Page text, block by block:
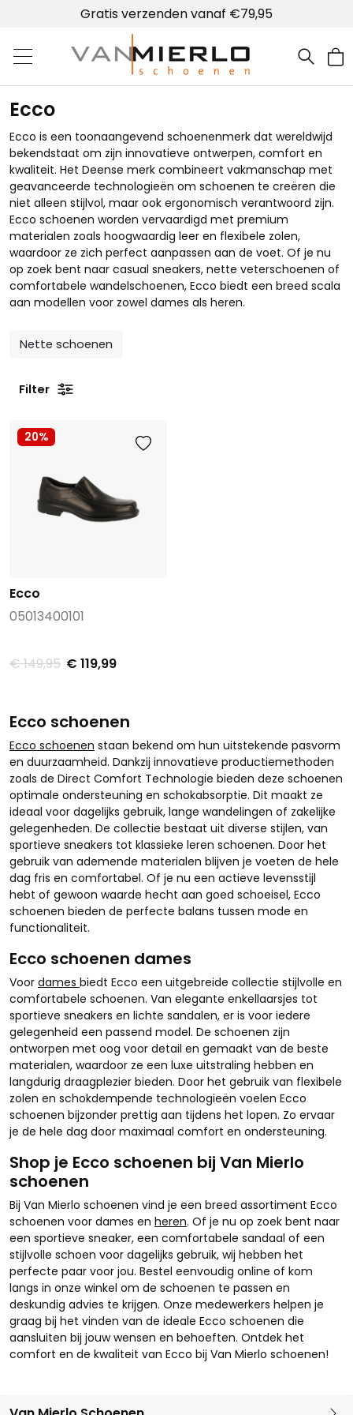
Gratis verzenden vanaf €79,95
Home | Van Mierlo schoenen
Ecco
Ecco is een toonaangevend schoenenmerk dat wereldwijd
bekendstaat om zijn innovatieve ontwerpen, comfort en
kwaliteit. Het Deense merk combineert vakmanschap met
geavanceerde technologieën om schoenen te creëren die
niet alleen stijlvol, maar ook ergonomisch verantwoord zijn.
Ecco schoenen worden vervaardigd met premium
materialen zoals hoogwaardig leer en flexibele zolen,
waardoor ze zich perfect aanpassen aan de voet. Of je nu
op zoek bent naar casual sneakers, nette veterschoenen of
comfortabele wandelschoenen, Ecco biedt een breed scala
aan modellen voor zowel dames als heren.
Nette schoenen
Filter
20%
Ecco
05013400101
€ 149,95 € 119,99
Ecco schoenen
Ecco schoenen staan bekend om hun uitstekende pasvorm
en duurzaamheid. Dankzij innovatieve productiemethoden
zoals de Direct Comfort Technologie bieden deze schoenen
optimale ondersteuning en schokabsorptie. Dit maakt ze
ideaal voor dagelijks gebruik, lange wandelingen of zakelijke
gelegenheden. De collectie bestaat uit diverse stijlen, van
sportieve sneakers tot klassieke leren schoenen. Door het
gebruik van ademende materialen blijven je voeten de hele
dag fris en comfortabel. Of je nu een actieve levensstijl
hebt of gewoon waarde hecht aan goed schoeisel, Ecco
schoenen bieden de perfecte balans tussen mode en
functionaliteit.
Ecco schoenen dames
Voor dames biedt Ecco een uitgebreide collectie stijlvolle en
comfortabele schoenen. Van elegante enkellaarsjes tot
sportieve sneakers en lichte sandalen, er is voor iedere
gelegenheid een passend model. De schoenen zijn
ontworpen met oog voor detail en gemaakt van de beste
materialen, waardoor ze een luxe uitstraling hebben en
langdurig draagplezier bieden. Door het gebruik van flexibele
zolen en schokdempende technologieën voelen Ecco
schoenen bijzonder prettig aan tijdens het lopen. Zo ervaar
je de hele dag door maximaal comfort en ondersteuning.
Shop je Ecco schoenen bij Van Mierlo
schoenen
Bij Van Mierlo schoenen vind je een breed assortiment Ecco
schoenen voor dames en heren. Of je nu op zoek bent naar
een sportieve sneaker, een comfortabele sandaal of een
stijlvolle schoen voor dagelijks gebruik, wij hebben het
perfecte paar voor jou. Bestel eenvoudig online of kom
langs in onze winkel om de schoenen te passen en
deskundig advies te krijgen. Onze medewerkers helpen je
graag bij het vinden van de ideale Ecco schoenen die
aansluiten bij jouw wensen en behoeften. Ontdek het
comfort en de kwaliteit van Ecco bij Van Mierlo schoenen!